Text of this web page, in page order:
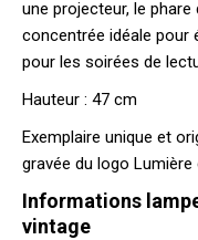
une projecteur, le
concentrée idéale pour
pour les soirées de
Hauteur : 47 cm
Exemplaire unique et
gravée du logo Lumière
Informations
vintage